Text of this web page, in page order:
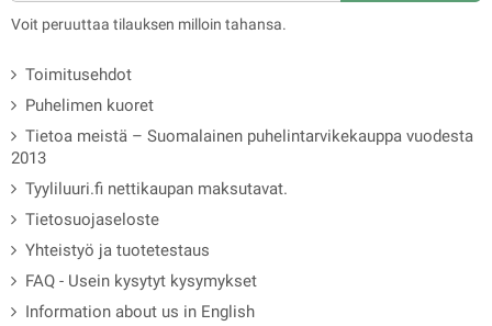
Voit peruuttaa tilauksen milloin tahansa.
Toimitusehdot
Puhelimen kuoret
Tietoa meistä – Suomalainen puhelintarvikekauppa vuodesta
2013
Tyyliluuri.fi nettikaupan maksutavat.
Tietosuojaseloste
Yhteistyö ja tuotetestaus
FAQ - Usein kysytyt kysymykset
Information about us in English